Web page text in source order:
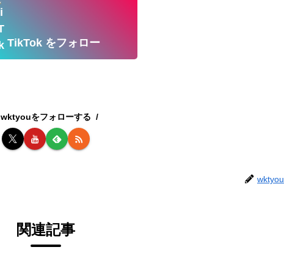
TikTok をフォロー
wktyouをフォローする
wktyou
関連記事